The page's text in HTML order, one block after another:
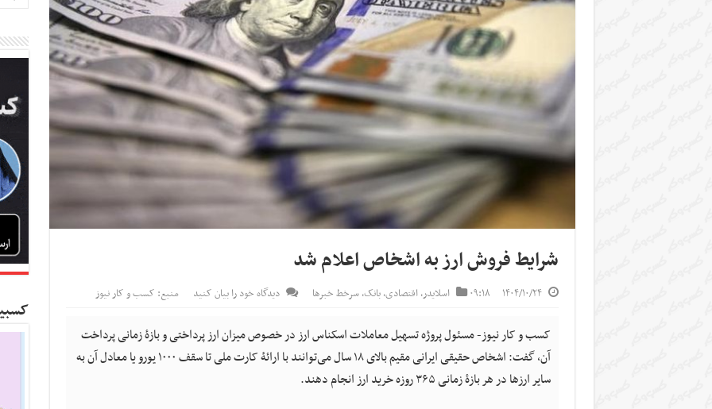
شرایط فروش ارز به اشخاص اعلام شد
۱۴۰۴/۱۰/۲۴ ۰۹:۱۸ اسلایدر,اقتصادی,بانک,سرخط خبرها دیدگاه خود را بیان کنید منبع: کسب و کار نیوز
کسب و کار نیوز- مسئول پروژه تسهیل معاملات اسکناس ارز در خصوص میزان ارز پرداختی و بازۀ زمانی پرداخت
آن، گفت: اشخاص حقیقی ایرانی مقیم بالای ۱۸ سال می‌توانند با ارائۀ کارت ملی تا سقف ۱۰۰۰ یورو یا معادل آن به
سایر ارزها در هر بازۀ زمانی ۳۶۵ روزه خرید ارز انجام دهند.